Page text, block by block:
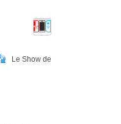
Le Show de